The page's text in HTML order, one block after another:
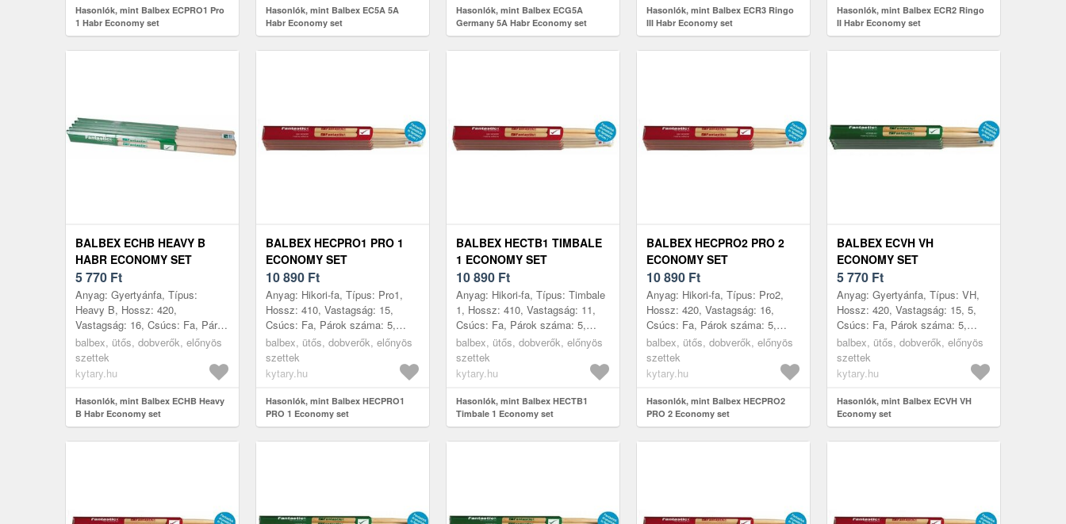
Hasonlók, mint Balbex ECPRO1 Pro
1 Habr Economy set
Hasonlók, mint Balbex EC5A 5A
Habr Economy set
Hasonlók, mint Balbex ECG5A
Germany 5A Habr Economy set
Hasonlók, mint Balbex ECR3 Ringo
III Habr Economy set
Hasonlók, mint Balbex ECR2 Ringo
II Habr Economy set
BALBEX ECHB HEAVY B
HABR ECONOMY SET
5 770 Ft
Anyag: Gyertyánfa, Típus:
Heavy B, Hossz: 420,
Vastagság: 16, Csúcs: Fa, Párok
száma: 5, Gyártás helye:
Csehország
balbex, ütős, dobverők, előnyös
szettek
kytary.hu
Hasonlók, mint Balbex ECHB Heavy
B Habr Economy set
BALBEX HECPRO1 PRO 1
ECONOMY SET
10 890 Ft
Anyag: Hikori-fa, Típus: Pro1,
Hossz: 410, Vastagság: 15,
Csúcs: Fa, Párok száma: 5,
Gyártás helye: Csehország
balbex, ütős, dobverők, előnyös
szettek
kytary.hu
Hasonlók, mint Balbex HECPRO1
PRO 1 Economy set
BALBEX HECTB1 TIMBALE
1 ECONOMY SET
10 890 Ft
Anyag: Hikori-fa, Típus: Timbale
1, Hossz: 410, Vastagság: 11,
Csúcs: Fa, Párok száma: 5,
Gyártás helye: Csehország
balbex, ütős, dobverők, előnyös
szettek
kytary.hu
Hasonlók, mint Balbex HECTB1
Timbale 1 Economy set
BALBEX HECPRO2 PRO 2
ECONOMY SET
10 890 Ft
Anyag: Hikori-fa, Típus: Pro2,
Hossz: 420, Vastagság: 16,
Csúcs: Fa, Párok száma: 5,
Gyártás helye: Csehország
balbex, ütős, dobverők, előnyös
szettek
kytary.hu
Hasonlók, mint Balbex HECPRO2
PRO 2 Economy set
BALBEX ECVH VH
ECONOMY SET
5 770 Ft
Anyag: Gyertyánfa, Típus: VH,
Hossz: 420, Vastagság: 15, 5,
Csúcs: Fa, Párok száma: 5,
Gyártás helye: Csehország
balbex, ütős, dobverők, előnyös
szettek
kytary.hu
Hasonlók, mint Balbex ECVH VH
Economy set